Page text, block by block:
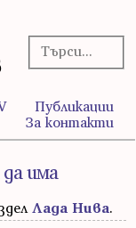
Публикации
За контакти
има
Лада Нива.